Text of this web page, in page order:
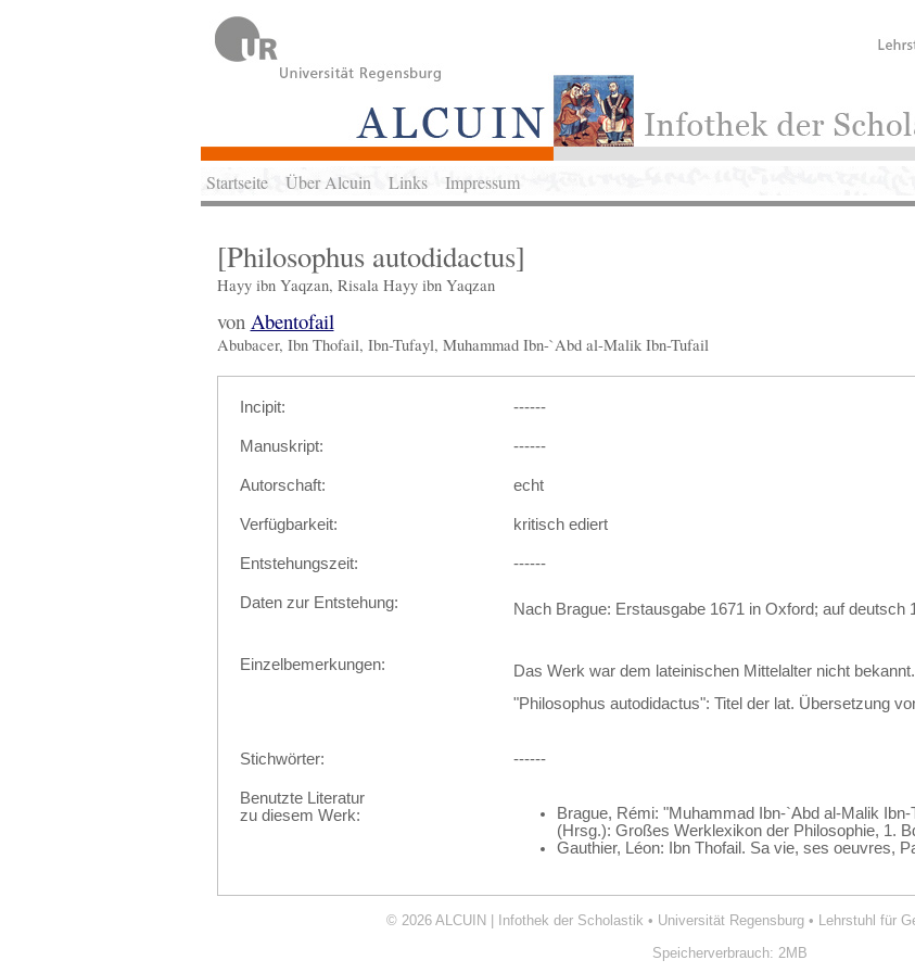
Startseite Über Alcuin Links Impressum
[Philosophus autodidactus]
Hayy ibn Yaqzan, Risala Hayy ibn Yaqzan
von Abentofail
Abubacer, Ibn Thofail, Ibn-Tufayl, Muhammad Ibn-`Abd al-Malik Ibn-Tufail
Incipit: ------
Manuskript: ------
Autorschaft: echt
Verfügbarkeit: kritisch ediert
Entstehungszeit: ------
Daten zur Entstehung: Nach Brague: Erstausgabe 1671 in Oxford; auf deutsch
Einzelbemerkungen:
Das Werk war dem lateinischen Mittelalter nicht bekannt.
"Philosophus autodidactus": Titel der lat. Übersetzung
Stichwörter: ------
Benutzte Literatur
zu diesem Werk:
Brague, Rémi: "Muhammad Ibn-`Abd al-Malik Ibn-
(Hrsg.): Großes Werklexikon der Philosophie, 1.
Gauthier, Léon: Ibn Thofail. Sa vie, ses oeuvres,
© 2026 ALCUIN | Infothek der Scholastik • Universität Regensburg• Lehrstuhl für
Speicherverbrauch: 2MB